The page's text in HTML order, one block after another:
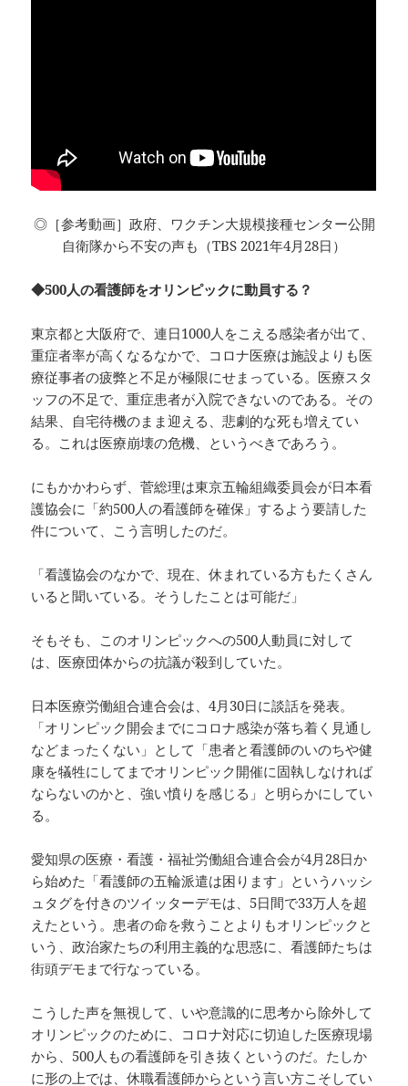
◎［参考動画］政府、ワクチン大規模接種センター公開
自衛隊から不安の声も（TBS 2021年4月28日）
◆500人の看護師をオリンピックに動員する？
東京都と大阪府で、連日1000人をこえる感染者が出て、
重症者率が高くなるなかで、コロナ医療は施設よりも医
療従事者の疲弊と不足が極限にせまっている。医療スタ
ッフの不足で、重症患者が入院できないのである。その
結果、自宅待機のまま迎える、悲劇的な死も増えてい
る。これは医療崩壊の危機、というべきであろう。
にもかかわらず、菅総理は東京五輪組織委員会が日本看
護協会に「約500人の看護師を確保」するよう要請した
件について、こう言明したのだ。
「看護協会のなかで、現在、休まれている方もたくさん
いると聞いている。そうしたことは可能だ」
そもそも、このオリンピックへの500人動員に対して
は、医療団体からの抗議が殺到していた。
日本医療労働組合連合会は、4月30日に談話を発表。
「オリンピック開会までにコロナ感染が落ち着く見通し
などまったくない」として「患者と看護師のいのちや健
康を犠牲にしてまでオリンピック開催に固執しなければ
ならないのかと、強い憤りを感じる」と明らかにしてい
る。
愛知県の医療・看護・福祉労働組合連合会が4月28日か
ら始めた「看護師の五輪派遣は困ります」というハッシ
ュタグを付きのツイッターデモは、5日間で33万人を超
えたという。患者の命を救うことよりもオリンピックと
いう、政治家たちの利用主義的な思惑に、看護師たちは
街頭デモまで行なっている。
こうした声を無視して、いや意識的に思考から除外して
オリンピックのために、コロナ対応に切迫した医療現場
から、500人もの看護師を引き抜くというのだ。たしか
に形の上では、休職看護師からという言い方こそしてい